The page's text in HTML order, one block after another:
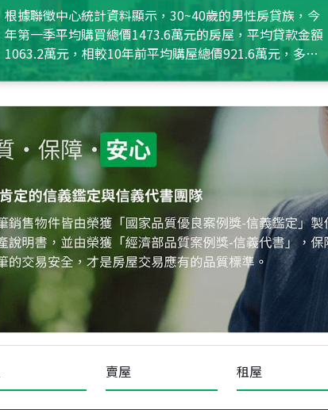
根據聯徵中心統計資料顯示，30~40歲的男性房貸族，今
年第一季平均購買總價1473.6萬元的房屋，平均貸款金額
1063.2萬元，相較10年前平均購屋總價921.6萬元，多出
約550萬元，且貸款金額也多
賣屋 租屋